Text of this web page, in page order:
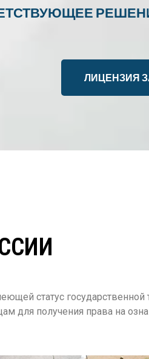
ЛИЦЕНЗИЯ
статус государственной
для получения права на